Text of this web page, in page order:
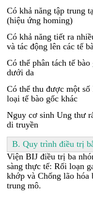
Có khả năng tập trung
(hiệu ứng homing)
Có khả năng tiết ra
và tác động lên các tế
Có thể phân tách tế
dưới da
Có thể thu được một
loại tế bào gốc khác
Nguy cơ sinh Ung thư
di truyền
B. Quy trình điều trị
Viện BIJ điều trị ba
sàng thực tế: Rối loạn
khớp và Chống lão hóa
trung mô.